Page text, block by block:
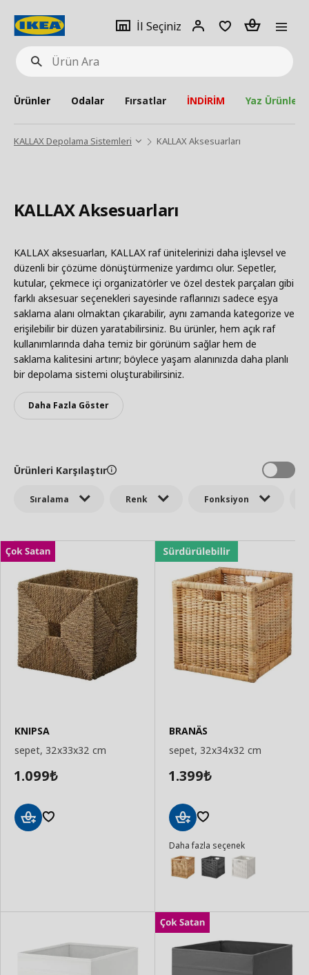
Ürün
Ara
İl Seçiniz
Giriş
Adet
Ürünler Odalar Fırsatlar İNDİRİM Yaz Ürünleri
KALLAX Depolama Sistemleri KALLAX Aksesuarları
KALLAX Aksesuarları
KALLAX aksesuarları, KALLAX raf ünitelerinizi daha işlevsel ve
düzenli bir çözüme dönüştürmenize yardımcı olur. Sepetler,
kutular, çekmece içi organizatörler ve özel destek parçaları gibi
farklı aksesuar seçenekleri sayesinde raflarınızı sadece eşya
saklama alanı olmaktan çıkarabilir, aynı zamanda kategorize ve
erişilebilir bir düzen yaratabilirsiniz. Bu ürünler, hem açık raf
kullanımlarında daha temiz bir görünüm sağlar hem de
saklama kalitesini artırır; böylece yaşam alanınızda daha planlı
bir depolama sistemi oluşturabilirsiniz.
Daha Fazla Göster
Sıralama Renk Fonksiyon
Ürünleri Karşılaştır
KNIPSA
sepet, 32x33x32 cm
1.099₺
BRANÄS
sepet, 32x34x32 cm
1.399₺
Ekle
Daha fazla seçenek